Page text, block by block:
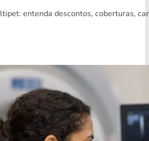
entenda descontos, coberturas,